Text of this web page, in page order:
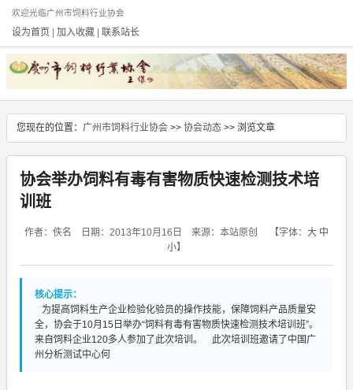
欢迎光临广州市饲料行业协会
设为首页 加入收藏 联系站长
您现在的位置： 广州市饲料行业协会 >> 协会动态 >> 浏览文章
协会举办饲料有毒有害物质快速检测技术培
训班
作者：佚名 日期：2013年10月16日 来源：本站原创 【字体： 大 中
小】
核心提示：
为提高饲料生产企业检验化验员的操作技能，保障饲料产品质量安
全，协会于10月15日举办“饲料有毒有害物质快速检测技术培训班”。
来自饲料企业120多人参加了此次培训。 此次培训班邀请了中国广
州分析测试中心何